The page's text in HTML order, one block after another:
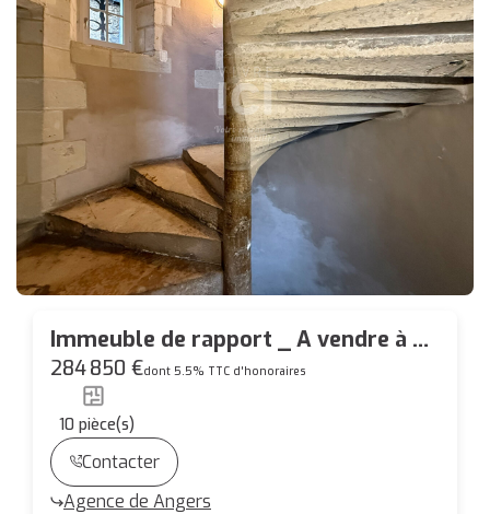
Immeuble de rapport _ A vendre à LA
FLECHE
284 850 €dont 5.5% TTC d'honoraires
10 pièce(s)
Contacter
Agence de Angers